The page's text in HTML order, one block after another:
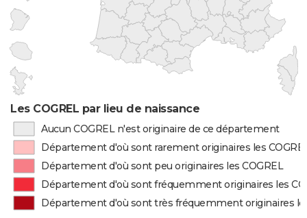
Les COGREL par lieu de naissance
Aucun COGREL n'est originaire de ce département
Département d'où sont rarement originaires les
Département d'où sont peu originaires les COGREL
Département d'où sont fréquemment originaires les
Département d'où sont très fréquemment originaires